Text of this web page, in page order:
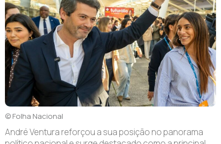
© Folha Nacional
André Ventura reforçou a sua posição no panorama